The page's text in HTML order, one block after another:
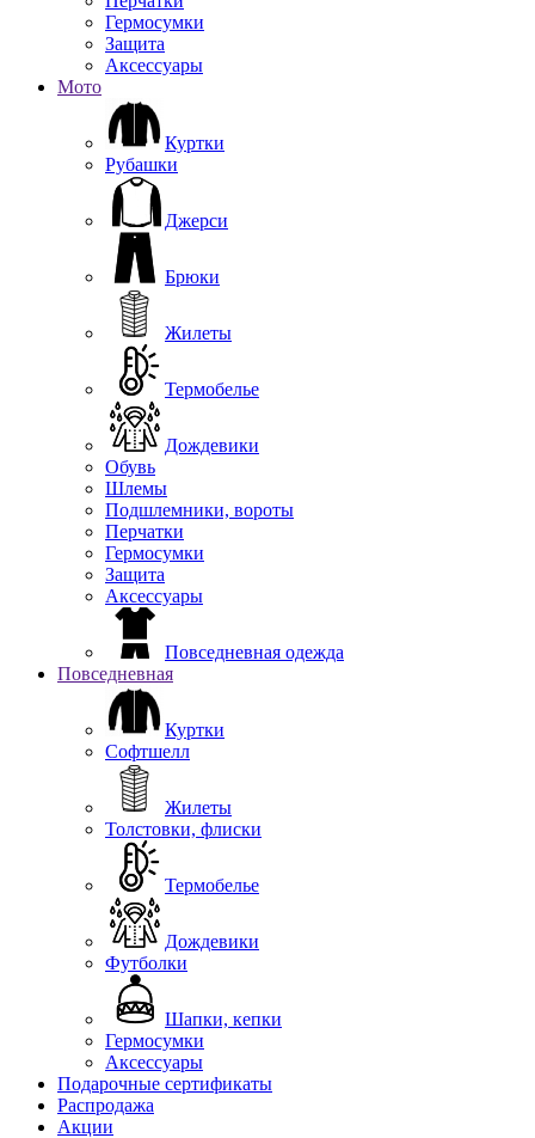
Гермосумки
Защита
Аксессуары
Мото
Куртки
Рубашки
Джерси
Брюки
Жилеты
Термобелье
Дождевики
Обувь
Шлемы
Подшлемники, вороты
Перчатки
Гермосумки
Защита
Аксессуары
Повседневная одежда
Повседневная
Куртки
Софтшелл
Жилеты
Толстовки, флиски
Термобелье
Дождевики
Футболки
Шапки, кепки
Гермосумки
Аксессуары
Подарочные сертификаты
Распродажа
Акции